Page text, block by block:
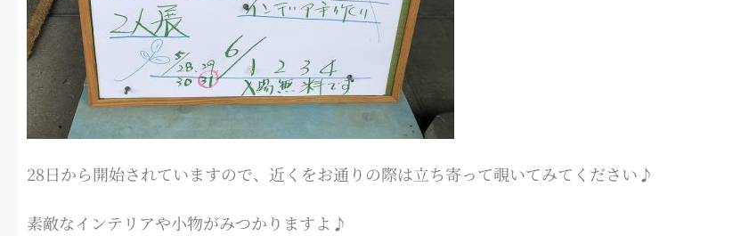
28日から開始されていますので、近くをお通りの際は立ち寄って覗いてみてください♪
素敵なインテリアや小物がみつかりますよ♪